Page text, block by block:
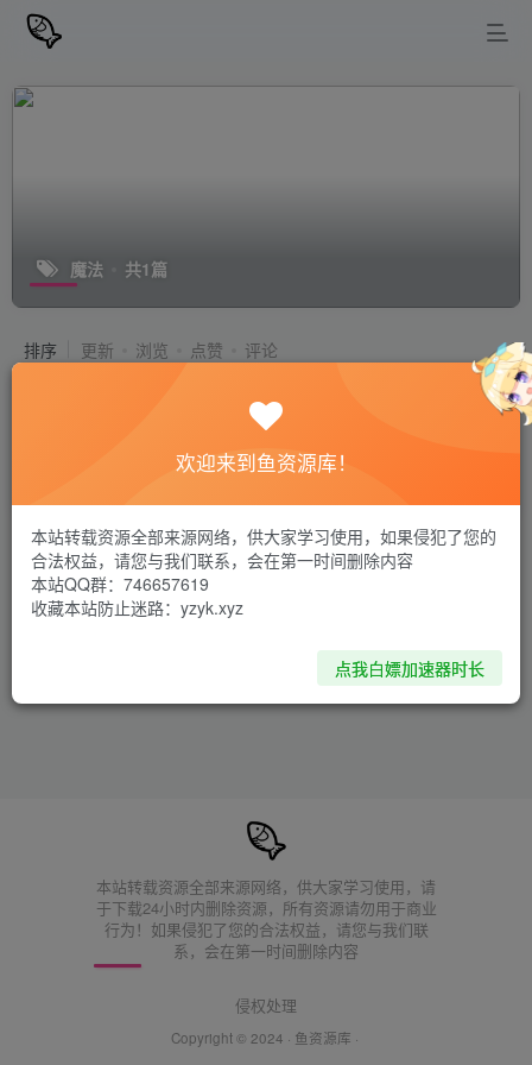
魔法 共1篇
排序 更新 浏览 点赞 评论
最终幻想16完整版（FINAL FANTASY
XVI Final Fantasy XVI Complete
Edition）V1.03-官中简体 免安装中文
PC游戏
本站转载资源全部来源网络，供大家学习使用，请
于下载24小时内删除资源，所有资源请勿用于商业
行为！如果侵犯了您的合法权益，请您与我们联
系，会在第一时间删除内容
侵权处理
Copyright © 2024 · 鱼资源库 ·
欢迎来到鱼资源库！
本站转载资源全部来源网络，供大家学习使用，如果侵犯了您的
合法权益，请您与我们联系，会在第一时间删除内容
本站QQ群：746657619
收藏本站防止迷路：yzyk.xyz
点我白嫖加速器时长